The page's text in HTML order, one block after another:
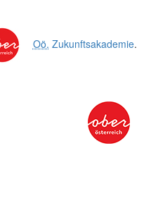
Oö. Zukunftsakademie.